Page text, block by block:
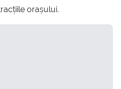
orașului.